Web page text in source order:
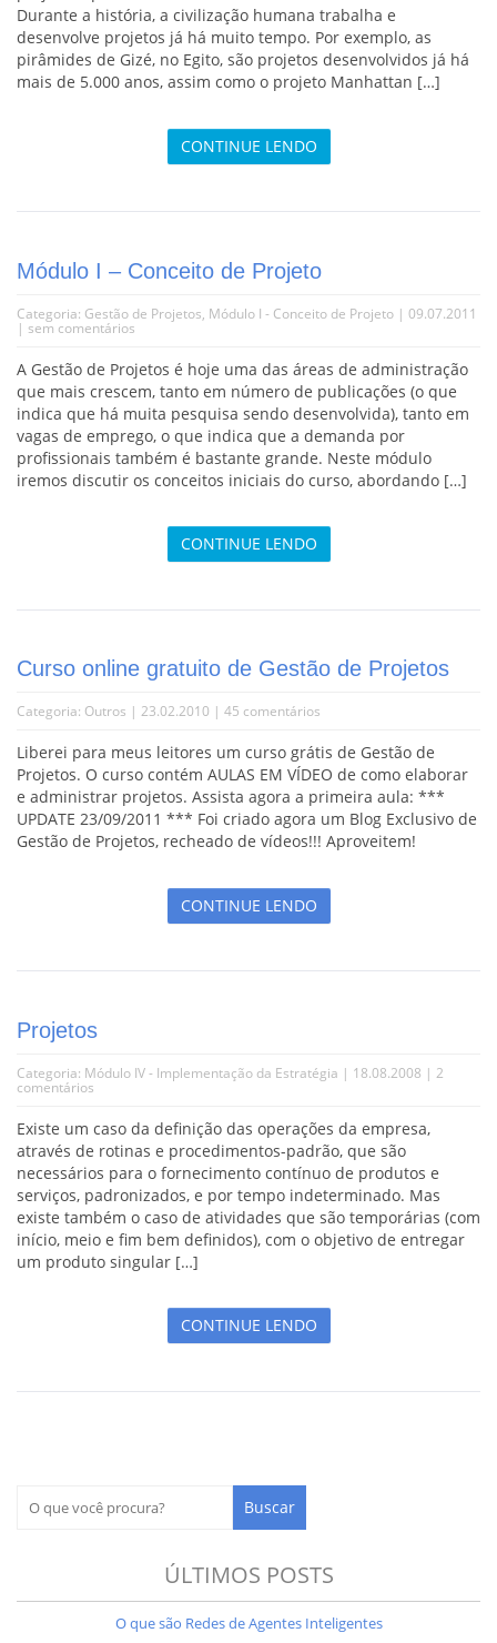
Durante a história, a civilização humana trabalha e
desenvolve projetos já há muito tempo. Por exemplo, as
pirâmides de Gizé, no Egito, são projetos desenvolvidos já há
mais de 5.000 anos, assim como o projeto Manhattan […]
CONTINUE LENDO
Módulo I – Conceito de Projeto
Categoria: Gestão de Projetos, Módulo I - Conceito de Projeto | 09.07.2011
| sem comentários
A Gestão de Projetos é hoje uma das áreas de administração
que mais crescem, tanto em número de publicações (o que
indica que há muita pesquisa sendo desenvolvida), tanto em
vagas de emprego, o que indica que a demanda por
profissionais também é bastante grande. Neste módulo
iremos discutir os conceitos iniciais do curso, abordando […]
CONTINUE LENDO
Curso online gratuito de Gestão de Projetos
Categoria: Outros | 23.02.2010 | 45 comentários
Liberei para meus leitores um curso grátis de Gestão de
Projetos. O curso contém AULAS EM VÍDEO de como elaborar
e administrar projetos. Assista agora a primeira aula: ***
UPDATE 23/09/2011 *** Foi criado agora um Blog Exclusivo de
Gestão de Projetos, recheado de vídeos!!! Aproveitem!
CONTINUE LENDO
Projetos
Categoria: Módulo IV - Implementação da Estratégia | 18.08.2008 | 2
comentários
Existe um caso da definição das operações da empresa,
através de rotinas e procedimentos-padrão, que são
necessários para o fornecimento contínuo de produtos e
serviços, padronizados, e por tempo indeterminado. Mas
existe também o caso de atividades que são temporárias (com
início, meio e fim bem definidos), com o objetivo de entregar
um produto singular […]
CONTINUE LENDO
ÚLTIMOS POSTS
O que são Redes de Agentes Inteligentes